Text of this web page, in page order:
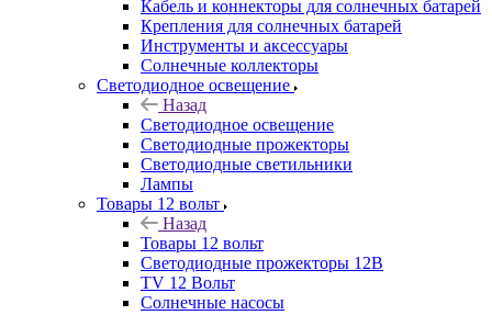
Кабель и коннекторы для солнечных батарей
Крепления для солнечных батарей
Инструменты и аксессуары
Солнечные коллекторы
Светодиодное освещение
Назад
Светодиодное освещение
Светодиодные прожекторы
Светодиодные светильники
Лампы
Товары 12 вольт
Назад
Товары 12 вольт
Светодиодные прожекторы 12В
TV 12 Вольт
Солнечные насосы